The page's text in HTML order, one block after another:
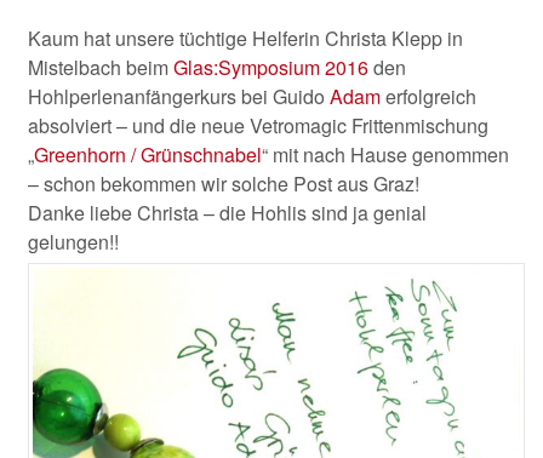
Kaum hat unsere tüchtige Helferin Christa Klepp in
Mistelbach beimGlas:Symposium 2016den
Hohlperlenanfängerkurs bei Guido Adamerfolgreich
absolviert – und die neue Vetromagic Frittenmischung
„Greenhorn / Grünschnabel“ mit nach Hause genommen
– schon bekommen wir solche Post aus Graz!
Danke liebe Christa – die Hohlis sind ja genial
gelungen!!